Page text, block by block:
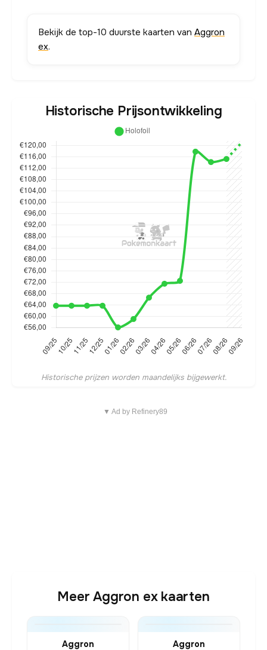
Bekijk de top-10 duurste kaarten van Aggron
ex.
Historische Prijsontwikkeling
Historische prijzen worden maandelijks bijgewerkt.
▼ Ad by Refinery89
Meer Aggron ex kaarten
Aggron Aggron